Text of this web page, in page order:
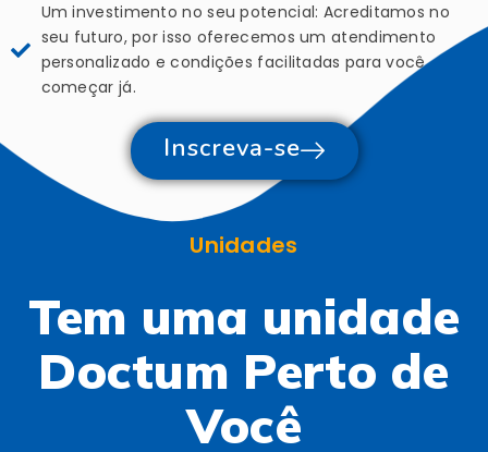
Um investimento no seu potencial: Acreditamos no
seu futuro, por isso oferecemos um atendimento
personalizado e condições facilitadas para você
começar já.
Inscreva-se
Unidades
Tem uma unidade
Doctum Perto de
Você